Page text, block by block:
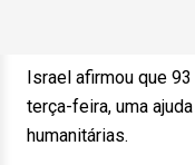
Israel afirmou que
terça-feira, uma
humanitárias.